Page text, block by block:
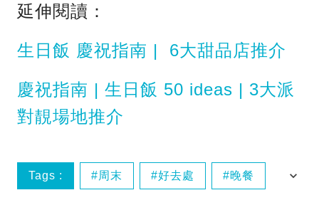
延伸閱讀：
生日飯 慶祝指南 | 6大甜品店推介
慶祝指南 | 生日飯 50 ideas | 3大派
對靚場地推介
Tags : 周末 好去處 晚餐